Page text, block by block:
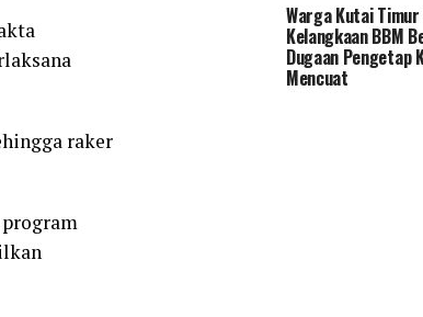
raker
Warga Kutai
Kelangkaan BBM
Dugaan Pengetap
Mencuat